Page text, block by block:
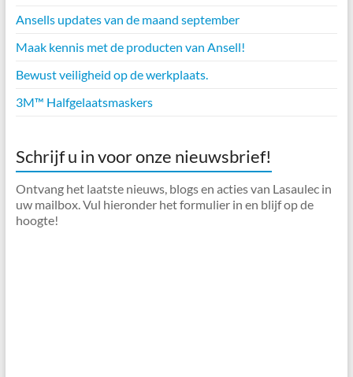
Ansells updates van de maand september
Maak kennis met de producten van Ansell!
Bewust veiligheid op de werkplaats.
3M™ Halfgelaatsmaskers
Schrijf u in voor onze nieuwsbrief!
Ontvang het laatste nieuws, blogs en acties van Lasaulec in
uw mailbox. Vul hieronder het formulier in en blijf op de
hoogte!